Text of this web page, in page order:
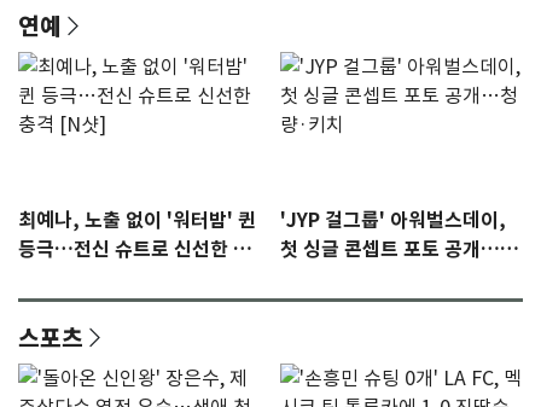
연예
최예나, 노출 없이 '워터밤' 퀸
등극…전신 슈트로 신선한 충
'JYP 걸그룹' 아워벌스데이,
첫 싱글 콘셉트 포토 공개…청
스포츠